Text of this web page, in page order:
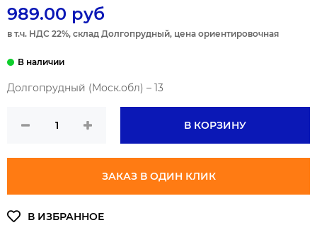
989.00 руб
в т.ч. НДС 22%, склад Долгопрудный, цена ориентировочная
Долгопрудный (Моск.обл) – 13
В КОРЗИНУ
ЗАКАЗ В ОДИН КЛИК